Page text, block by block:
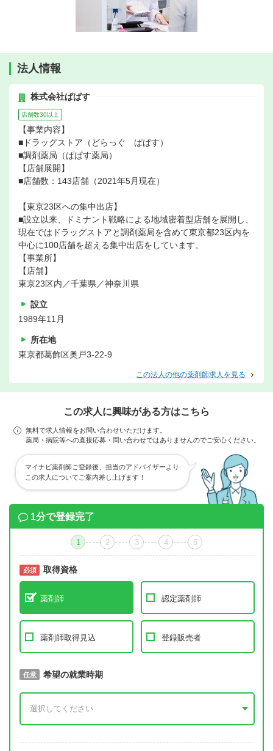
法人情報
株式会社ぱぱす
店舗数30以上
【事業内容】
■ドラッグストア（どらっぐ ぱぱす）
■調剤薬局（ぱぱす薬局）
【店舗展開】
■店舗数：143店舗（2021年5月現在）
【東京23区への集中出店】
■設立以来、ドミナント戦略による地域密着型店舗を展開し、
現在ではドラッグストアと調剤薬局を含めて東京都23区内を
中心に100店舗を超える集中出店をしています。
【事業所】
【店舗】
東京23区内／千葉県／神奈川県
設立
1989年11月
所在地
東京都葛飾区奥戸3-22-9
この法人の他の薬剤師求人を見る
この求人に興味がある方はこちら
無料で求人情報をお問い合わせいただけます。
薬局・病院等への直接応募・問い合わせではありませんのでご安心ください。
マイナビ薬剤師ご登録後、担当のアドバイザーより
この求人についてご案内差し上げます！
1分で登録完了
1 2 3 4 5
必須 取得資格
薬剤師 認定薬剤師
薬剤師取得見込 登録販売者
必須 取得予定年
任意 希望の就業時期